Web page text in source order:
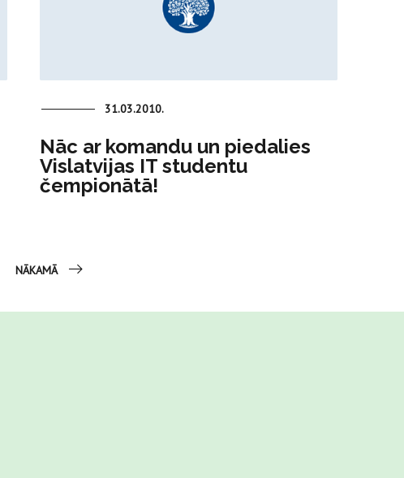
31.03.2010.
Nāc ar komandu un piedalies
Vislatvijas IT studentu
čempionātā!
NĀKAMĀ